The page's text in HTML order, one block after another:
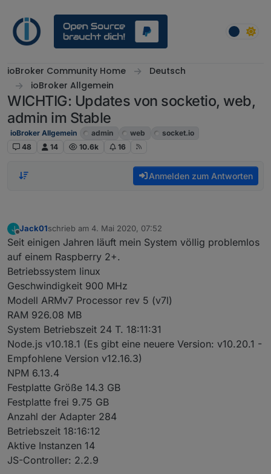
ioBroker Community Home
Deutsch
ioBroker Allgemein
WICHTIG: Updates von socketio, web,
admin im Stable
ioBroker Allgemein admin web
socket.io
48
14 10.6k 16
Anmelden zum Antworten
J
Offline
Jack01schrieb am 4. Mai 2020, 07:52
zuletzt editiert von
Seit einigen Jahren läuft mein System völlig problemlos
auf einem Raspberry 2+.
Betriebssystem linux
Geschwindigkeit 900 MHz
Modell ARMv7 Processor rev 5 (v7l)
RAM 926.08 MB
System Betriebszeit 24 T. 18:11:31
Node.js v10.18.1 (Es gibt eine neuere Version: v10.20.1 -
Empfohlene Version v12.16.3)
NPM 6.13.4
Festplatte Größe 14.3 GB
Festplatte frei 9.75 GB
Anzahl der Adapter 284
Betriebszeit 18:16:12
Aktive Instanzen 14
JS-Controller: 2.2.9